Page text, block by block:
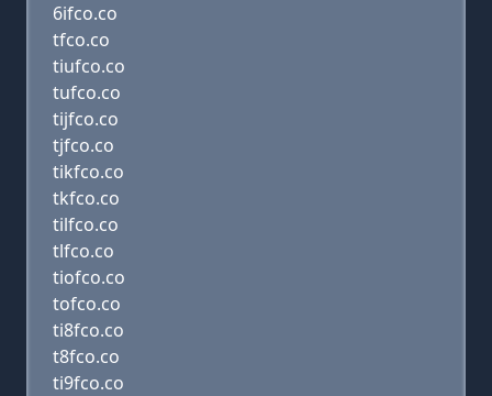
6ifco.co
tfco.co
tiufco.co
tufco.co
tijfco.co
tjfco.co
tikfco.co
tkfco.co
tilfco.co
tlfco.co
tiofco.co
tofco.co
ti8fco.co
t8fco.co
ti9fco.co